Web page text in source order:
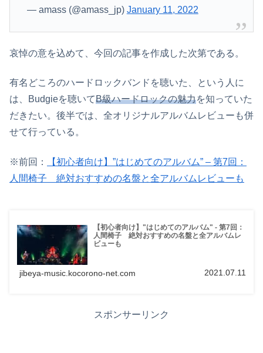
— amass (@amass_jp) January 11, 2022
哀悼の意を込めて、今回の記事を作成した次第である。
有名どころのハードロックバンドを聴いた、という人に
は、Budgieを聴いてB級ハードロックの魅力を知っていた
だきたい。後半では、全オリジナルアルバムレビューも併
せて行っている。
※前回：
【初心者向け】”はじめてのアルバム” – 第7回：
人間椅子 絶対おすすめの名盤と全アルバムレビューも
【初心者向け】"はじめてのアルバム" - 第7回：
人間椅子 絶対おすすめの名盤と全アルバムレ
ビューも
jibeya-music.kocorono-net.com 2021.07.11
スポンサーリンク